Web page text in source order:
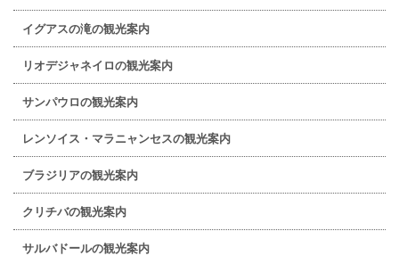
イグアスの滝の観光案内
リオデジャネイロの観光案内
サンパウロの観光案内
レンソイス・マラニャンセスの観光案内
ブラジリアの観光案内
クリチバの観光案内
サルバドールの観光案内